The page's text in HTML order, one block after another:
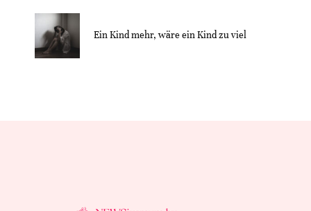
Ein Kind mehr, wäre ein Kind zu viel